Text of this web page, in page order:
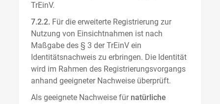
TrEinV.
7.2.2. Für die erweiterte Registrierung zur
Nutzung von Einsichtnahmen ist nach
Maßgabe des § 3 der TrEinV ein
Identitätsnachweis zu erbringen. Die Identität
wird im Rahmen des Registrierungsvorgangs
anhand geeigneter Nachweise überprüft.
Als geeignete Nachweise für natürliche